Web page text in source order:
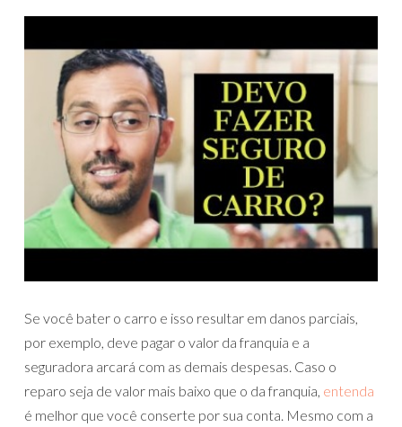
Se você bater o carro e isso resultar em danos parciais,
por exemplo, deve pagar o valor da franquia e a
seguradora arcará com as demais despesas. Caso o
reparo seja de valor mais baixo que o da franquia, entenda
é melhor que você conserte por sua conta. Mesmo com a